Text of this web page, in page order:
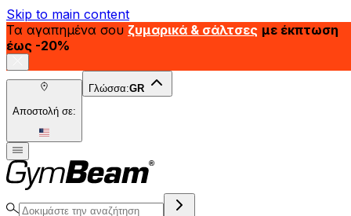
Skip to main content
Τα αγαπημένα σου ζυμαρικά & σάλτσες με έκπτωση
έως -20%
Αποστολή σε:
Γλώσσα:GR